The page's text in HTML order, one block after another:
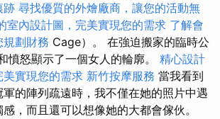
跡 尋找優質的外燴廠商，讓您的活動無
室內設計圖，完美實現您的需求 了解會
劃財務 Cage）。 在強迫搬家的臨時公
憤怒顯示了一個女人的輪廓。 精心設計
實現您的需求 新竹按摩服務 當我看到
的陣列疏遠時，我不僅在她的照片中遇
，而且還可以想像她的大都會傢伙。